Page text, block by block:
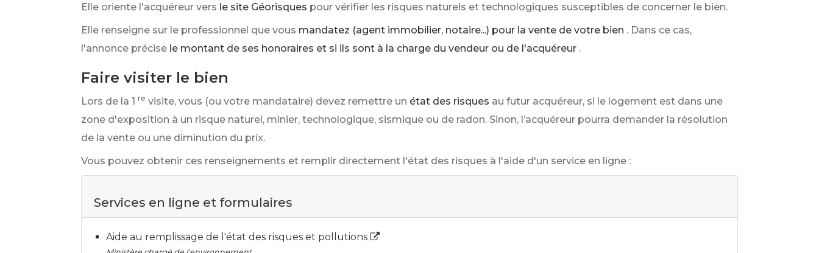
Elle oriente l'acquéreur vers le site Géorisques pour vérifier les risques naturels et technologiques susceptibles de concerner le bien.
Elle renseigne sur le professionnel que vous mandatez (agent immobilier, notaire...) pour la vente de votre bien . Dans ce cas,
l'annonce précise le montant de ses honoraires et si ils sont à la charge du vendeur ou de l'acquéreur .
Faire visiter le bien
Lors de la 1 re visite, vous (ou votre mandataire) devez remettre un état des risques au futur acquéreur, si le logement est dans une
zone d'exposition à un risque naturel, minier, technologique, sismique ou de radon. Sinon, l’acquéreur pourra demander la résolution
de la vente ou une diminution du prix.
Vous pouvez obtenir ces renseignements et remplir directement l'état des risques à l'aide d'un service en ligne :
Services en ligne et formulaires
Aide au remplissage de l'état des risques et pollutions